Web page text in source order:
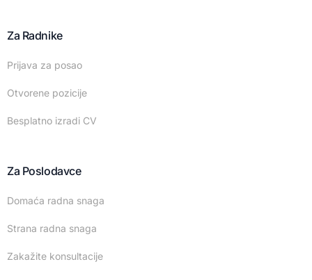
Za Radnike
Prijava za posao
Otvorene pozicije
Besplatno izradi CV
Za Poslodavce
Domaća radna snaga
Strana radna snaga
Zakažite konsultacije